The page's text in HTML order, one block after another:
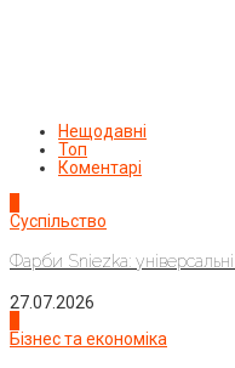
Нещодавні
Топ
Коментарі
Суспільство
Фарби Sniezka: універсальні
27.07.2026
Бізнес та економіка